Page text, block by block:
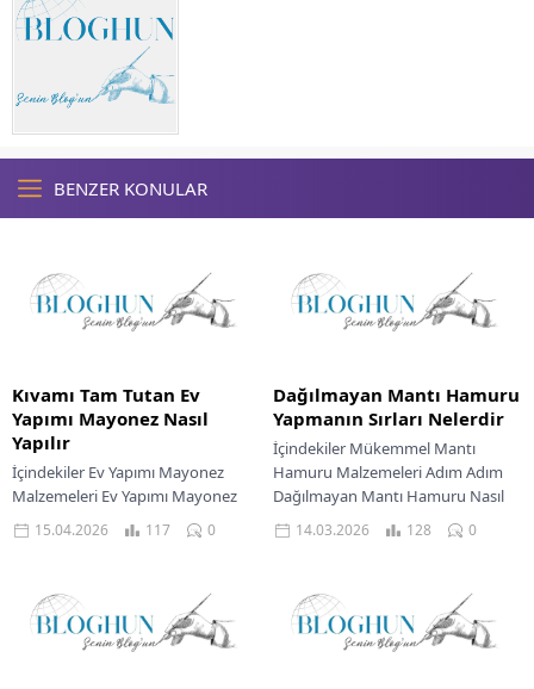
BENZER KONULAR
Kıvamı Tam Tutan Ev
Yapımı Mayonez Nasıl
Yapılır
İçindekiler Ev Yapımı Mayonez
Malzemeleri Ev Yapımı Mayonez
Nasıl Yapılır Lezzetli Mayonez İçin
Püf Noktaları Mayonezinizle Harika
15.04.2026 117 0
Dağılmayan Mantı Hamuru
Yapmanın Sırları Nelerdir
İçindekiler Mükemmel Mantı
Hamuru Malzemeleri Adım Adım
Dağılmayan Mantı Hamuru Nasıl
Yapılır Dağılmayan Mantı İçin Püf
Noktaları Mantı Servis Önerisi...
14.03.2026 128 0